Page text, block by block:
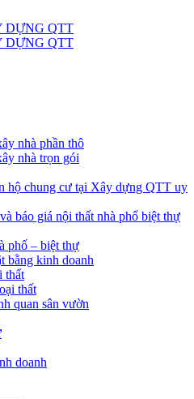
nhà phần thô
nhà trọn gói
hộ chung cư tại Xây dựng QTT uy
báo giá nội thất nhà phố biệt thự
phố – biệt thự
bằng kinh doanh
thất
thất
quan sân vườn
doanh